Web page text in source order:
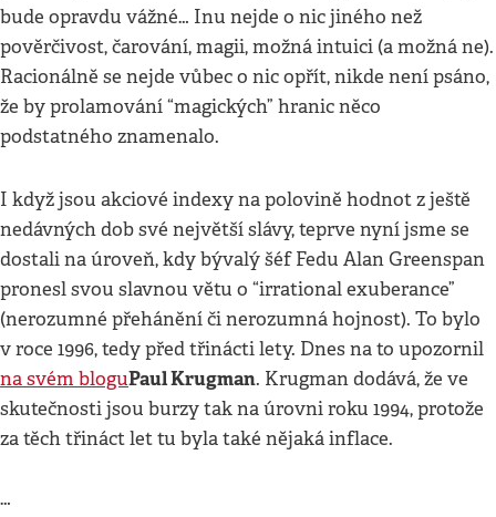
bude opravdu vážné… Inu nejde o nic jiného než
pověrčivost, čarování, magii, možná intuici (a možná ne).
Racionálně se nejde vůbec o nic opřít, nikde není psáno,
že by prolamování “magických” hranic něco
podstatného znamenalo.
I když jsou akciové indexy na polovině hodnot z ještě
nedávných dob své největší slávy, teprve nyní jsme se
dostali na úroveň, kdy bývalý šéf Fedu Alan Greenspan
pronesl svou slavnou větu o “irrational exuberance”
(nerozumné přehánění či nerozumná hojnost). To bylo
v roce 1996, tedy před třinácti lety. Dnes na to upozornil
na svém bloguPaul Krugman. Krugman dodává, že ve
skutečnosti jsou burzy tak na úrovni roku 1994, protože
za těch třináct let tu byla také nějaká inflace.
…